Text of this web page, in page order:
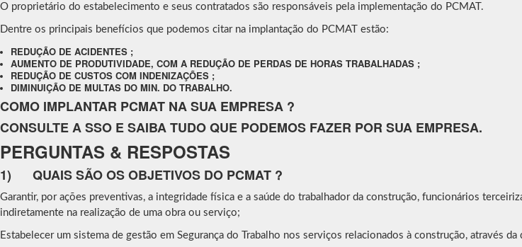
O proprietário do estabelecimento e seus contratados são responsáveis pela implementação do PCMAT.
Dentre os principais benefícios que podemos citar na implantação do PCMAT estão:
REDUÇÃO DE ACIDENTES ;
AUMENTO DE PRODUTIVIDADE, COM A REDUÇÃO DE PERDAS DE HORAS TRABALHADAS ;
REDUÇÃO DE CUSTOS COM INDENIZAÇÕES ;
DIMINUIÇÃO DE MULTAS DO MIN. DO TRABALHO.
COMO IMPLANTAR PCMAT NA SUA EMPRESA ?
CONSULTE A SSO E SAIBA TUDO QUE PODEMOS FAZER POR SUA EMPRESA.
PERGUNTAS & RESPOSTAS
1) QUAIS SÃO OS OBJETIVOS DO PCMAT ?
Garantir, por ações preventivas, a integridade física e a saúde do trabalhador da construção, funcionários
indiretamente na realização de uma obra ou serviço;
Estabelecer um sistema de gestão em Segurança do Trabalho nos serviços relacionados à construção, através